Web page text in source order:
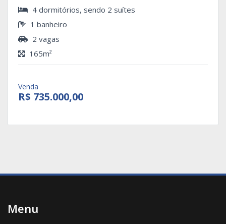
4 dormitórios, sendo 2 suítes
1 banheiro
2 vagas
165m²
Venda
R$ 735.000,00
Menu